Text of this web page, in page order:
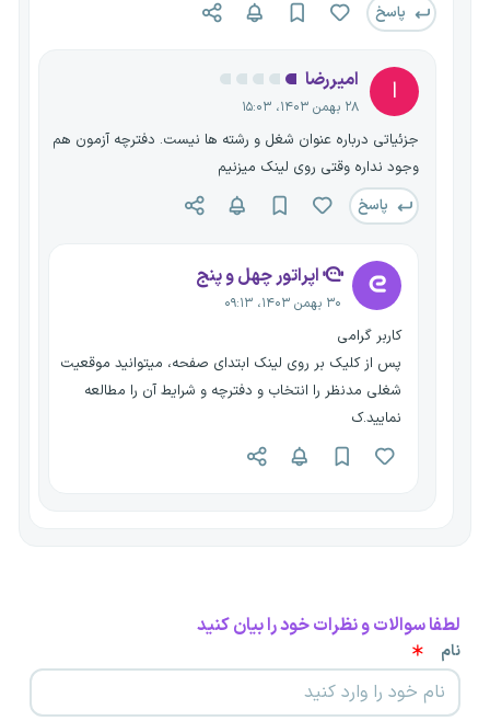
پاسخ
ا امیررضا
۲۸ بهمن ۱۴۰۳، ۱۵:۰۳
جزئیاتی درباره عنوان شغل و رشته ها نیست. دفترچه آزمون هم
وجود نداره وقتی روی لینک میزنیم
پاسخ
اپراتور چهل و پنج
۳۰ بهمن ۱۴۰۳، ۰۹:۱۳
کاربر گرامی
پس از کلیک بر روی لینک ابتدای صفحه، میتوانید موقعیت
شغلی مدنظر را انتخاب و دفترچه و شرایط آن را مطالعه
نمایید.ک
لطفا سوالات و نظرات خود را بیان کنید
نام